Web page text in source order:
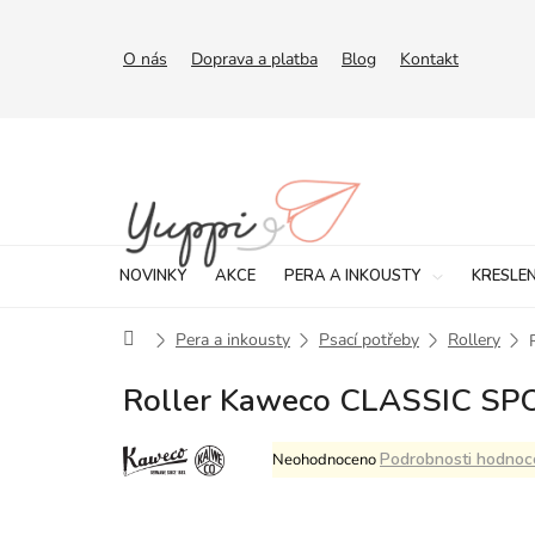
O nás Doprava a platba Blog Kontakt
NOVINKY AKCE PERA A INKOUSTY
DomůPera a inkousty Psací potřeby Rollery
Roller Kaweco CLASSIC
Průměrné
hodnocení
NeohodnocenoPodrobnosti